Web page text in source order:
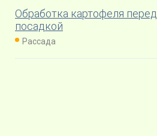
Обработка картофеля перед
посадкой
Рассада